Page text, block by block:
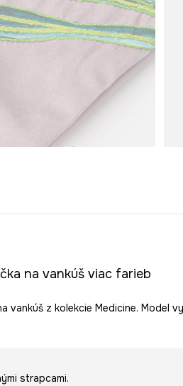
na vankúš viac farieb
vankúš z kolekcie Medicine. Model
strapcami.